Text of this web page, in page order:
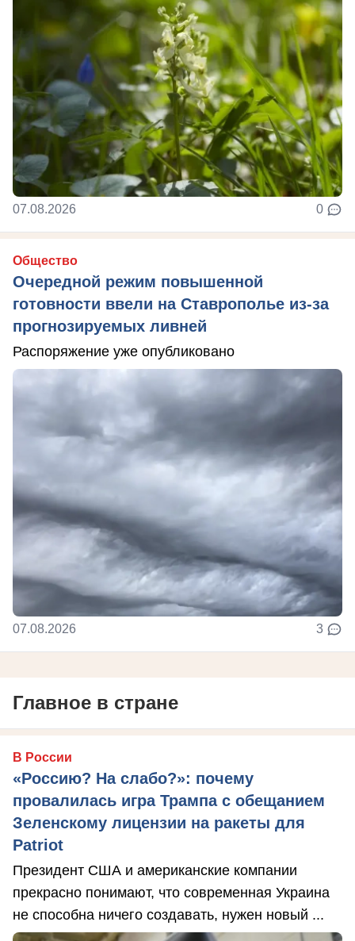
07.08.2026 0
Общество
Очередной режим повышенной
готовности ввели на Ставрополье из-за
прогнозируемых ливней
Распоряжение уже опубликовано
07.08.2026 3
Главное в стране
В России
«Россию? На слабо?»: почему
провалилась игра Трампа с обещанием
Зеленскому лицензии на ракеты для
Patriot
Президент США и американские компании
прекрасно понимают, что современная Украина
не способна ничего создавать, нужен новый ...